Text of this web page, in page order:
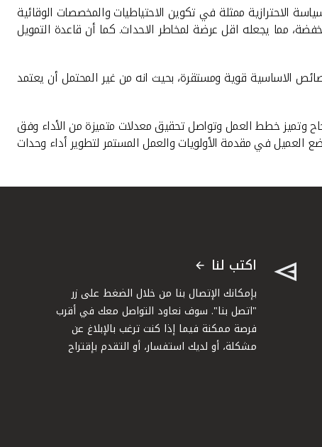
الاحترازية ممثلة في تكوين الاحتياطيات والمخصصات الوقائية
مما يجعله اقل عرضة لمخاطر الاحداث. كما أن قاعدة التمويل
الاساسية قوية ومستقرة، بحيث انه من غير المحتمل أن يعتمد
وتميز خطط العمل وتواصل تحقيق معدلات متميزة من الأداء وفق
العميل في مقدمة الأولويات والعمل المستمر لتطوير أداء وحدات
اكتب لنا
بإمكانك الإتصال بنا من خلال الضغط على زر
"اتصل بنا". سوف نعاود التواصل معك في أقرب
فرصة ممكنة فيما إذا كنت ترغب بالإبلاغ عن
مشكلة، أو لديك استفسار، أو التقدم بإقتراح